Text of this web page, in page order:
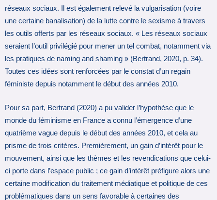
réseaux sociaux. Il est également relevé la vulgarisation (voire
une certaine banalisation) de la lutte contre le sexisme à travers
les outils offerts par les réseaux sociaux. « Les réseaux sociaux
seraient l’outil privilégié pour mener un tel combat, notamment via
les pratiques de naming and shaming » (Bertrand, 2020, p. 34).
Toutes ces idées sont renforcées par le constat d’un regain
féministe depuis notamment le début des années 2010.
Pour sa part, Bertrand (2020) a pu valider l’hypothèse que le
monde du féminisme en France a connu l’émergence d’une
quatrième vague depuis le début des années 2010, et cela au
prisme de trois critères. Premièrement, un gain d’intérêt pour le
mouvement, ainsi que les thèmes et les revendications que celui-
ci porte dans l’espace public ; ce gain d’intérêt préfigure alors une
certaine modification du traitement médiatique et politique de ces
problématiques dans un sens favorable à certaines des